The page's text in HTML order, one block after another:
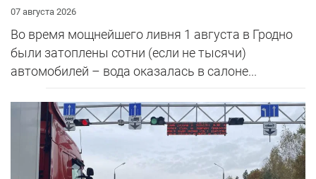
07 августа 2026
Во время мощнейшего ливня 1 августа в Гродно
были затоплены сотни (если не тысячи)
автомобилей – вода оказалась в салоне...